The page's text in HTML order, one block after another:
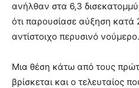
ανήλθαν στα 6,3
ότι παρουσίασε αύξηση κατά
αντίστοιχο περυσινό νούμερο.
Μια θέση κάτω από τους
βρίσκεται και ο τελευταίος